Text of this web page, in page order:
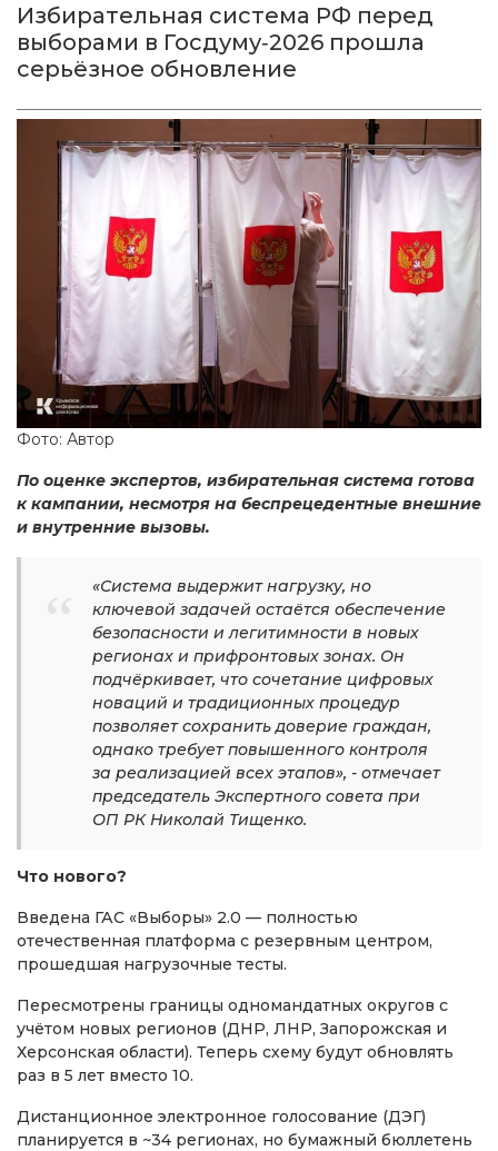
Избирательная система РФ перед
выборами в Госдуму‑2026 прошла
серьёзное обновление
Фото: Автор
По оценке экспертов, избирательная система готова
к кампании, несмотря на беспрецедентные внешние
и внутренние вызовы.
«Система выдержит нагрузку, но
ключевой задачей остаётся обеспечение
безопасности и легитимности в новых
регионах и прифронтовых зонах. Он
подчёркивает, что сочетание цифровых
новаций и традиционных процедур
позволяет сохранить доверие граждан,
однако требует повышенного контроля
за реализацией всех этапов», - отмечает
председатель Экспертного совета при
ОП РК Николай Тищенко.
Что нового?
Введена ГАС «Выборы» 2.0 — полностью
отечественная платформа с резервным центром,
прошедшая нагрузочные тесты.
Пересмотрены границы одномандатных округов с
учётом новых регионов (ДНР, ЛНР, Запорожская и
Херсонская области). Теперь схему будут обновлять
раз в 5 лет вместо 10.
Дистанционное электронное голосование (ДЭГ)
планируется в ~34 регионах, но бумажный бюллетень